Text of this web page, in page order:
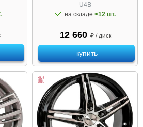
U4B
на складе >12 шт.
12 660 ₽ / диск
купить